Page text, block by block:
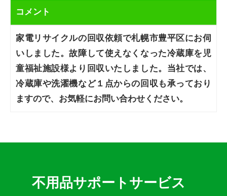
コメント
家電リサイクルの回収依頼で札幌市豊平区にお伺
いしました。故障して使えなくなった冷蔵庫を児
童福祉施設様より回収いたしました。当社では、
冷蔵庫や洗濯機など１点からの回収も承っており
ますので、お気軽にお問い合わせください。
不用品サポートサービス